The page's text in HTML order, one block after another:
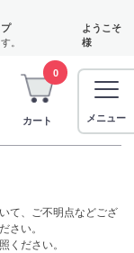
。
ようこそ
様
0
カート メニュー
て、ご不明点などござ
さい。
ください。